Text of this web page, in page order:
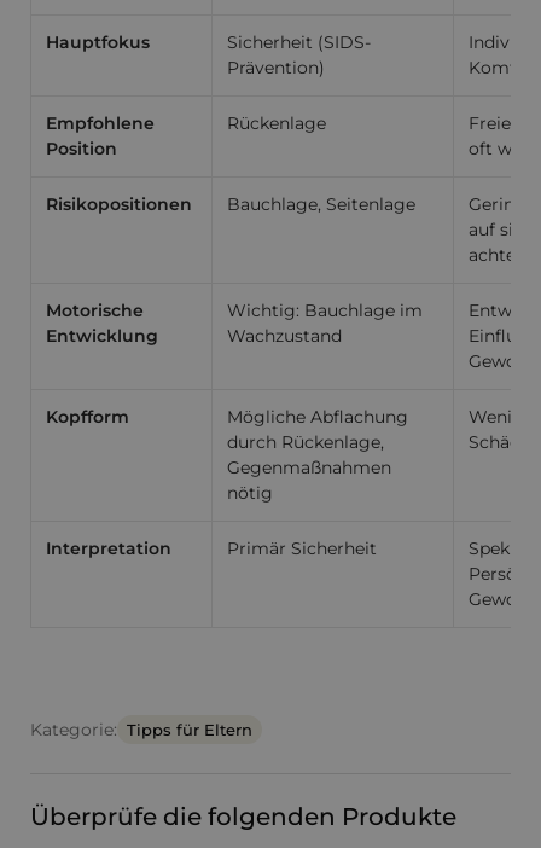
Hauptfokus
Sicherheit (SIDS-
Prävention)
Komfort
Empfohlene
Position
Rückenlage
Freie
oft
Risikopositionen Bauchlage, Seitenlage
auf
achten
Motorische
Entwicklung
Wichtig: Bauchlage im
Wachzustand
Einfluss
Kopfform
Mögliche Abflachung
durch Rückenlage,
Gegenmaßnahmen
nötig
Interpretation Primär Sicherheit
Kategorie: Tipps für Eltern
Überprüfe die folgenden Produkte